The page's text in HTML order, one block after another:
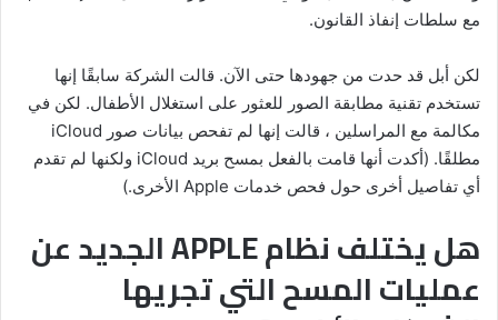
مع سلطات إنفاذ القانون.
لكن أبل قد حدت من جهودها حتى الآن. قالت الشركة سابقًا إنها
تستخدم تقنية مطابقة الصور للعثور على استغلال الأطفال. لكن في
مكالمة مع المراسلين ، قالت إنها لم تفحص بيانات صور iCloud
مطلقًا. (أكدت أنها قامت بالفعل بمسح بريد iCloud ولكنها لم تقدم
أي تفاصيل أخرى حول فحص خدمات Apple الأخرى.)
هل يختلف نظام APPLE الجديد عن
عمليات المسح التي تجريها